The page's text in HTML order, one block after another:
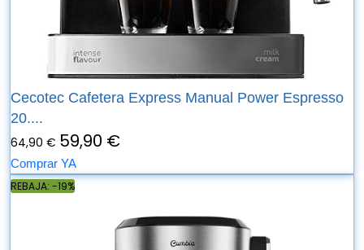
Cecotec Cafetera Express Manual Power Espresso
20....
64,90 € 59,90 €
Comprar YA
REBAJA: -19%